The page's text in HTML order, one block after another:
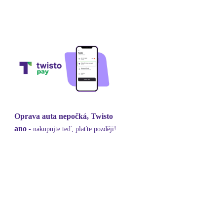
Oprava auta nepočká, Twisto
ano - nakupujte teď, plaťte později!